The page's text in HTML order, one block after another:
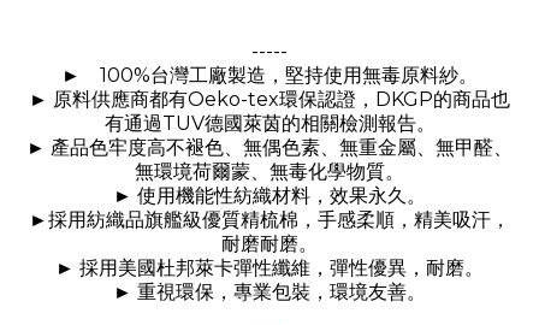
-----
► 100%台灣工廠製造，堅持使用無毒原料紗。
► 原料供應商都有Oeko-tex環保認證， DKGP的商品也
有通過TUV德國萊茵的相關檢測報告。
► 產品色牢度高不褪色、無偶色素、無重金屬、無甲醛、
無環境荷爾蒙、無毒化學物質。
► 使用機能性紡織材料，效果永久。
►採用紡織品旗艦級優質精梳棉，手感柔順，精美吸汗，
耐磨耐磨。
► 採用美國杜邦萊卡彈性纖維，彈性優異，耐磨。
► 重視環保，專業包裝，環境友善。